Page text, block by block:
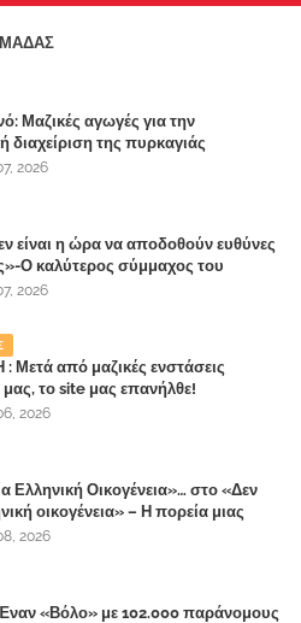
Μαζικές αγωγές για την
διαχείριση της πυρκαγιάς
2026
είναι η ώρα να αποδοθούν ευθύνες
Ο καλύτερος σύμμαχος του
2026
Μετά από μαζικές ενστάσεις
το site μας επανήλθε!
2026
Ελληνική Οικογένεια»… στο «Δεν
οικογένεια» – Η πορεία μιας
κινδυνεύει να ξεχάσει ποια είναι
2026
«Βόλο» με 102.000 παράνομους